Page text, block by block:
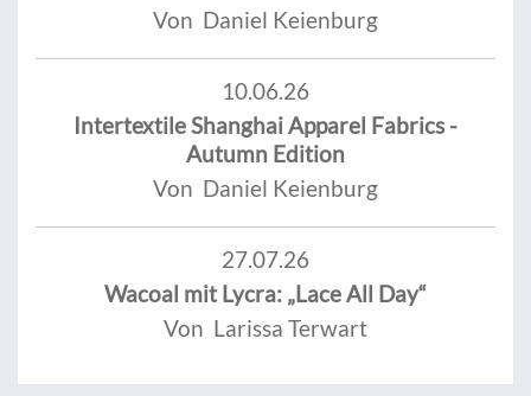
Von Daniel Keienburg
10.06.26
Intertextile Shanghai Apparel Fabrics -
Autumn Edition
Von Daniel Keienburg
27.07.26
Wacoal mit Lycra: „Lace All Day“
Von Larissa Terwart